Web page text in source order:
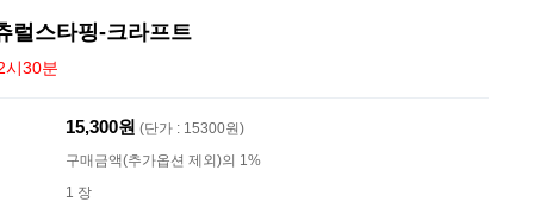
럴스타핑-크라프트
시30분
15,300원 (단가 : 15300원)
구매금액(추가옵션 제외)의 1%
1 장